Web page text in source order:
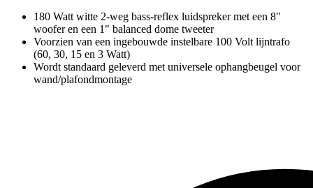
180 Watt witte 2-weg bass-reflex luidspreker met een 8"
woofer en een 1" balanced dome tweeter
Voorzien van een ingebouwde instelbare 100 Volt lijntrafo
(60, 30, 15 en 3 Watt)
Wordt standaard geleverd met universele ophangbeugel voor
wand/plafondmontage